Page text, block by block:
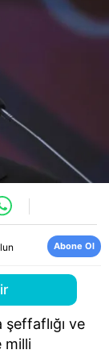
Abone Ol
ve
milli